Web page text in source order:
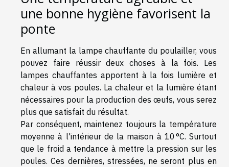
une bonne hygiène favorisent la
ponte
En allumant la lampe chauffante du poulailler, vous
pouvez faire réussir deux choses à la fois. Les
lampes chauffantes apportent à la fois lumière et
chaleur à vos poules. La chaleur et la lumière étant
nécessaires pour la production des œufs, vous serez
plus que satisfait du résultat.
Par conséquent, maintenez toujours la température
moyenne à l'intérieur de la maison à 10 °C. Surtout
que le froid a tendance à mettre la pression sur les
poules. Ces dernières, stressées, ne seront plus en